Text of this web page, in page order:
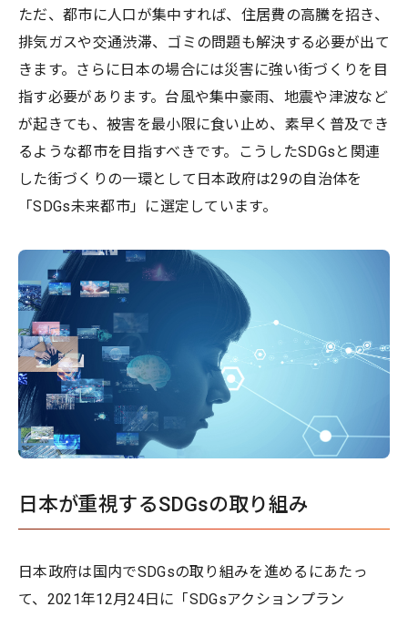
ただ、都市に人口が集中すれば、住居費の高騰を招き、
排気ガスや交通渋滞、ゴミの問題も解決する必要が出て
きます。さらに日本の場合には災害に強い街づくりを目
指す必要があります。台風や集中豪雨、地震や津波など
が起きても、被害を最小限に食い止め、素早く普及でき
るような都市を目指すべきです。こうしたSDGsと関連
した街づくりの一環として日本政府は29の自治体を
「SDGs未来都市」に選定しています。
日本が重視するSDGsの取り組み
日本政府は国内でSDGsの取り組みを進めるにあたっ
て、2021年12月24日に「SDGsアクションプラン